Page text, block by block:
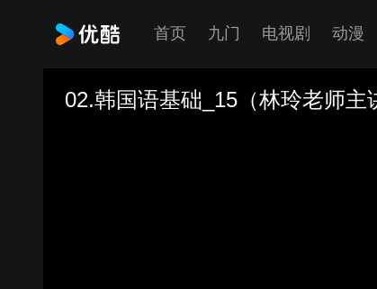
首页 九门 电视剧 动漫
02.韩国语基础_15（林玲老师主